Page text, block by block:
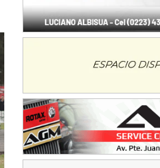
KDO - F6
Ciudad de Trenque Lauquen (Asfalto)
ENTRERRIANO - F6 (POSTERGADA)
VICTORIENSE - F7
El Cerro (Tierra)
Victoria (Entre Ríos)
PATAGONICO - F6